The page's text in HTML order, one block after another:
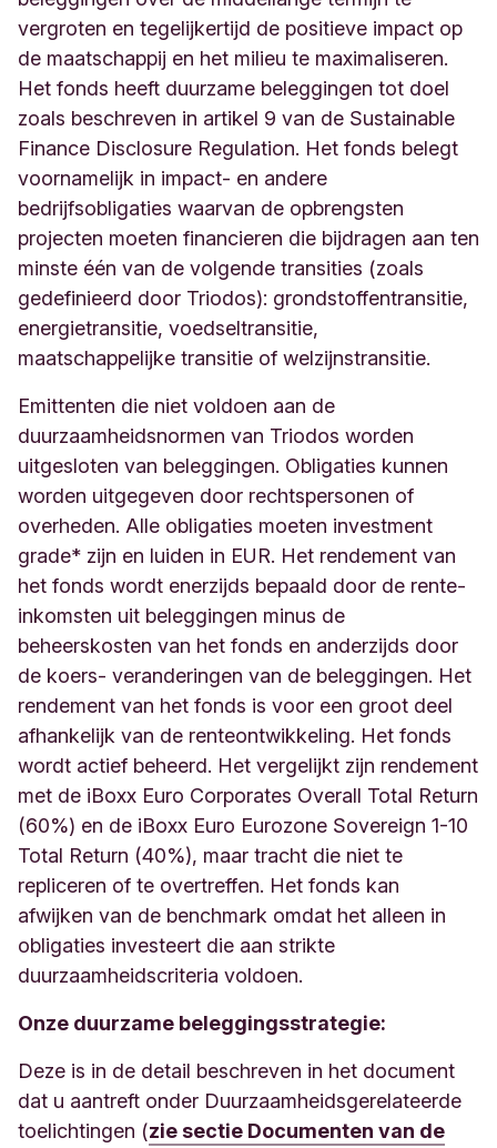
vergroten en tegelijkertijd de positieve impact op
de maatschappij en het milieu te maximaliseren.
Het fonds heeft duurzame beleggingen tot doel
zoals beschreven in artikel 9 van de Sustainable
Finance Disclosure Regulation. Het fonds belegt
voornamelijk in impact- en andere
bedrijfsobligaties waarvan de opbrengsten
projecten moeten financieren die bijdragen aan ten
minste één van de volgende transities (zoals
gedefinieerd door Triodos): grondstoffentransitie,
energietransitie, voedseltransitie,
maatschappelijke transitie of welzijnstransitie.
Emittenten die niet voldoen aan de
duurzaamheidsnormen van Triodos worden
uitgesloten van beleggingen. Obligaties kunnen
worden uitgegeven door rechtspersonen of
overheden. Alle obligaties moeten investment
grade* zijn en luiden in EUR. Het rendement van
het fonds wordt enerzijds bepaald door de rente-
inkomsten uit beleggingen minus de
beheerskosten van het fonds en anderzijds door
de koers- veranderingen van de beleggingen. Het
rendement van het fonds is voor een groot deel
afhankelijk van de renteontwikkeling. Het fonds
wordt actief beheerd. Het vergelijkt zijn rendement
met de iBoxx Euro Corporates Overall Total Return
(60%) en de iBoxx Euro Eurozone Sovereign 1-10
Total Return (40%), maar tracht die niet te
repliceren of te overtreffen. Het fonds kan
afwijken van de benchmark omdat het alleen in
obligaties investeert die aan strikte
duurzaamheidscriteria voldoen.
Onze duurzame beleggingsstrategie:
Deze is in de detail beschreven in het document
dat u aantreft onder Duurzaamheidsgerelateerde
toelichtingen (zie sectie Documenten van de